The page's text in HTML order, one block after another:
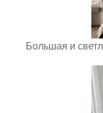
Большая и